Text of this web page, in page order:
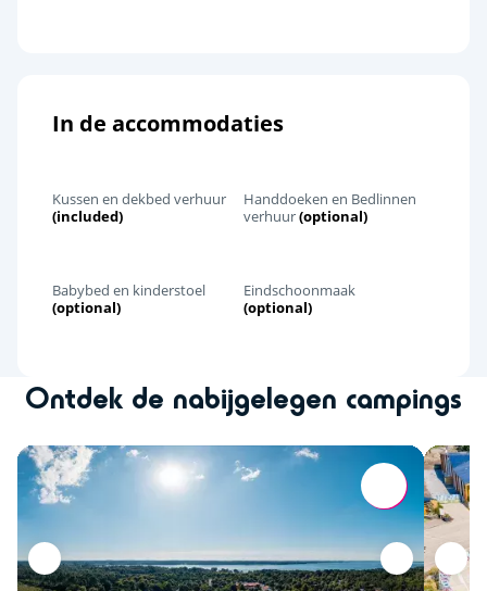
In de accommodaties
Kussen en dekbed verhuur
(included)
Handdoeken en Bedlinnen
verhuur(optional)
Babybed en kinderstoel
(optional)
Eindschoonmaak
(optional)
Ontdek de nabijgelegen campings